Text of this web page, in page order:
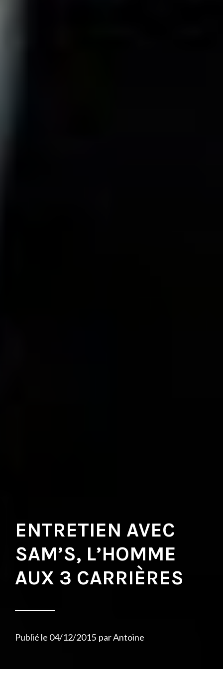
ENTRETIEN AVEC
SAM’S, L’HOMME
AUX 3 CARRIÈRES
Publié le 04/12/2015 parAntoine